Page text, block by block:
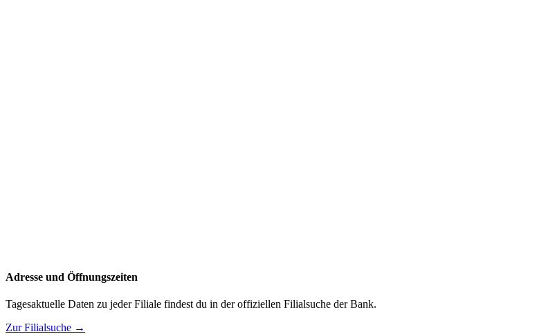
Adresse und Öffnungszeiten
Tagesaktuelle Daten zu jeder Filiale findest du in der offiziellen Filialsuche der Bank.
Zur Filialsuche →